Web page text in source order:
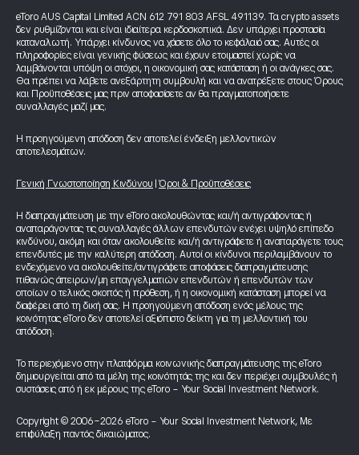
eToro AUS Capital Limited ACN 612 791 803 AFSL 491139. Τα crypto assets
δεν ρυθμίζονται και είναι ιδιαίτερα κερδοσκοπικά. Δεν υπάρχει προστασία
καταναλωτή. Υπάρχει κίνδυνος να χάσετε όλο το κεφάλαιό σας. Αυτές οι
πληροφορίες είναι γενικής φύσεως και έχουν ετοιμαστεί χωρίς να
λαμβάνονται υπόψη οι στόχοι, η οικονομική σας κατάσταση ή οι ανάγκες σας.
Θα πρέπει να λάβετε ανεξάρτητη συμβουλή και να ανατρέξετε στους Όρους
και Προϋποθέσεις μας πριν αποφασίσετε αν θα πραγματοποιήσετε
συναλλαγές μαζί μας.
Η προηγούμενη απόδοση δεν αποτελεί ένδειξη μελλοντικών
αποτελεσμάτων.
Γενική Γνωστοποίηση Κινδύνου Όροι & Προϋποθέσεις
Η διαπραγμάτευση με την eToro ακολουθώντας και/ή αντιγράφοντας ή
αναπαράγοντας τις συναλλαγές άλλων επενδυτών ενέχει υψηλό επίπεδο
κινδύνου, ακόμη και όταν ακολουθείτε και/ή αντιγράφετε ή αναπαράγετε τους
επενδυτές με την καλύτερη απόδοση. Αυτοί οι κίνδυνοι περιλαμβάνουν το
ενδεχόμενο να ακολουθείτε/αντιγράφετε αποφάσεις διαπραγμάτευσης
πιθανώς άπειρων/μη επαγγελματιών επενδυτών ή επενδυτών των
οποίων ο τελικός σκοπός ή πρόθεση, ή η οικονομική κατάσταση μπορεί να
διαφέρει από τη δική σας. Η προηγούμενη απόδοση ενός μέλους της
κοινότητας eToro δεν αποτελεί αξιόπιστο δείκτη για τη μελλοντική του
απόδοση.
Το περιεχόμενο στην πλατφόρμα κοινωνικής διαπραγμάτευσης της eToro
δημιουργείται από τα μέλη της κοινότητάς της και δεν περιέχει συμβουλές ή
συστάσεις από ή εκ μέρους της eToro - Your Social Investment Network.
Copyright © 2006-2026 eToro - Your Social Investment Network, Με
επιφύλαξη παντός δικαιώματος.